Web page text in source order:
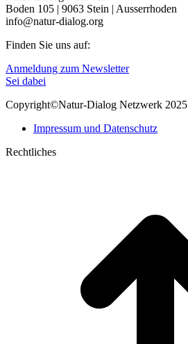
Boden 105 | 9063 Stein | Ausserrhoden
info@natur-dialog.org
Finden Sie uns auf:
Linkedin
page
in
window
E-
Mail
opens
new
Anmeldung zum Newsletter
Sei dabei
Copyright©Natur-Dialog Netzwerk 2025
Impressum und Datenschutz
Rechtliches